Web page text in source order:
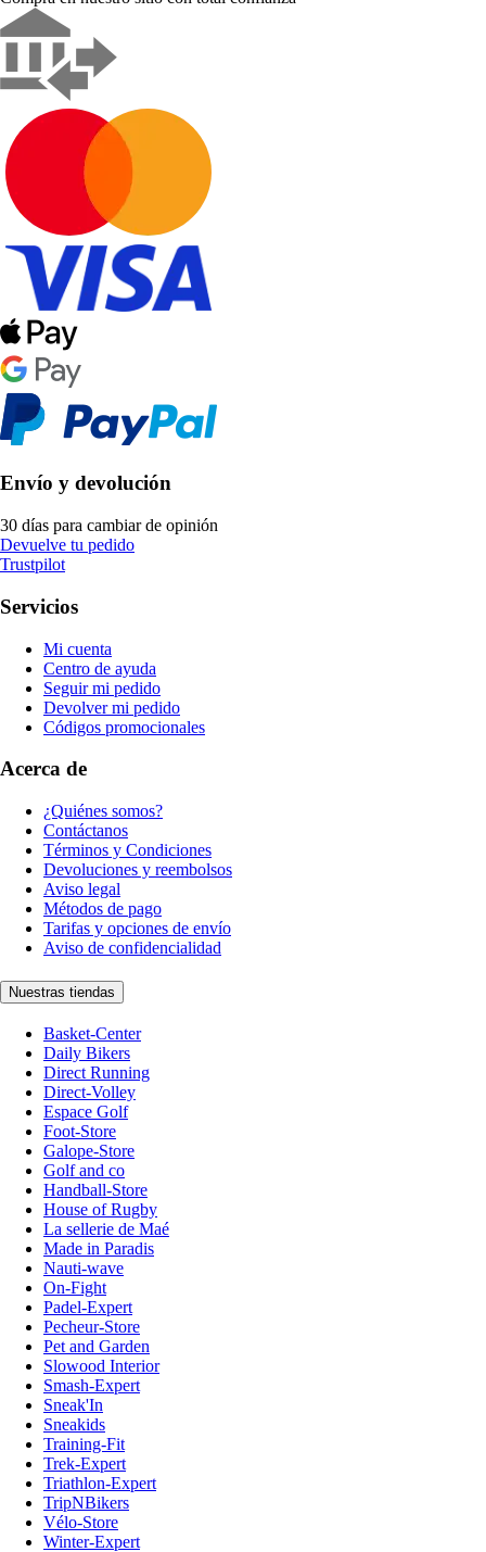
Envío y devolución
30 días para cambiar de opinión
Devuelve tu pedido
Trustpilot
Servicios
Mi cuenta
Centro de ayuda
Seguir mi pedido
Devolver mi pedido
Códigos promocionales
Acerca de
¿Quiénes somos?
Contáctanos
Términos y Condiciones
Devoluciones y reembolsos
Aviso legal
Métodos de pago
Tarifas y opciones de envío
Aviso de confidencialidad
Nuestras tiendas
Basket-Center
Daily Bikers
Direct Running
Direct-Volley
Espace Golf
Foot-Store
Galope-Store
Golf and co
Handball-Store
House of Rugby
La sellerie de Maé
Made in Paradis
Nauti-wave
On-Fight
Padel-Expert
Pecheur-Store
Pet and Garden
Slowood Interior
Smash-Expert
Sneak'In
Sneakids
Training-Fit
Trek-Expert
Triathlon-Expert
TripNBikers
Vélo-Store
Winter-Expert